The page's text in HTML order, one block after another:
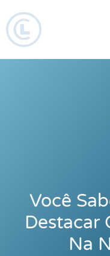
Você
Destacar
Na